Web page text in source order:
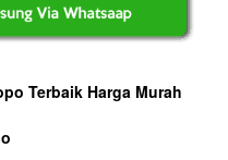
Terbaik Harga Murah